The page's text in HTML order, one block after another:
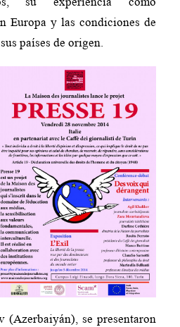
Europa y las condiciones de
países de origen.
se presentaron